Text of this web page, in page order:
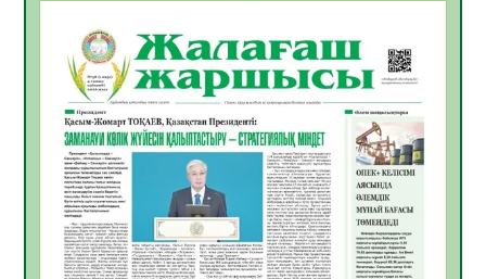
06.08.2026
Инфекциялық ауруларға қарсы иммундау
жұмыстарының тиімділігі
06.08.2026
33
Көкжөтел ауруы туралы
06.08.2026
30
АПВ вакцинасы туралы мәлімет
06.08.2026
31